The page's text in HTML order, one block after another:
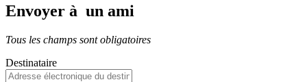
Envoyer à un ami
Tous les champs sont obligatoires
Destinataire